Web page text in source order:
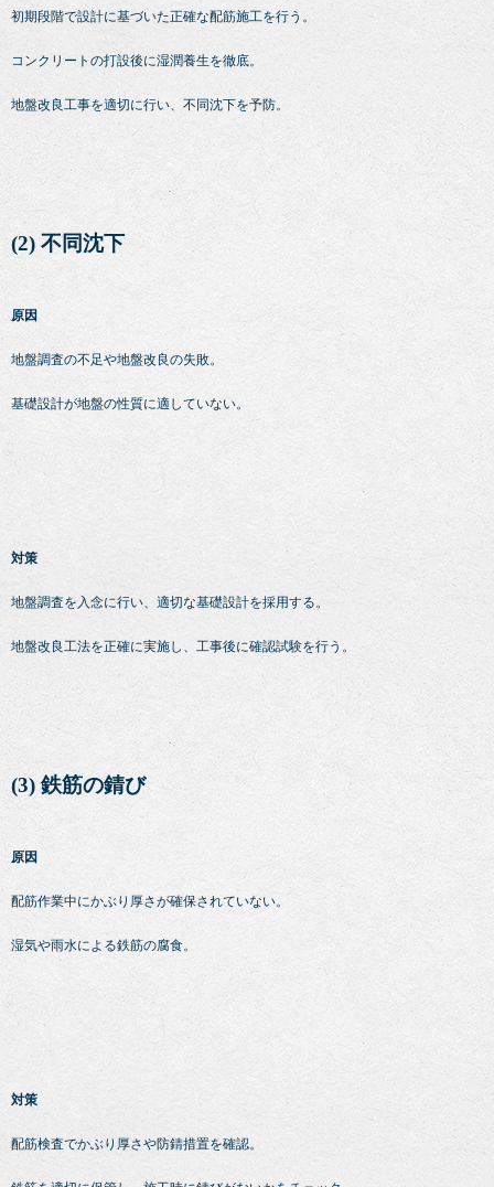
初期段階で設計に基づいた正確な配筋施工を行う。
コンクリートの打設後に湿潤養生を徹底。
地盤改良工事を適切に行い、不同沈下を予防。
(2) 不同沈下
原因
地盤調査の不足や地盤改良の失敗。
基礎設計が地盤の性質に適していない。
対策
地盤調査を入念に行い、適切な基礎設計を採用する。
地盤改良工法を正確に実施し、工事後に確認試験を行う。
(3) 鉄筋の錆び
原因
配筋作業中にかぶり厚さが確保されていない。
湿気や雨水による鉄筋の腐食。
対策
配筋検査でかぶり厚さや防錆措置を確認。